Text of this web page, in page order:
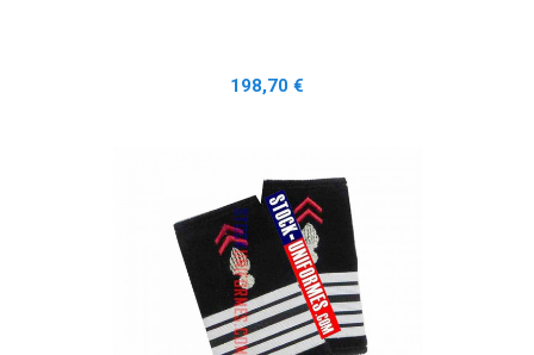
Prix
198,70 €